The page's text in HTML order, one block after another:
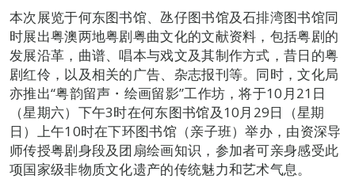
本次展览于何东图书馆、氹仔图书馆及石排湾图书馆同
时展出粤澳两地粤剧粤曲文化的文献资料，包括粤剧的
发展沿革，曲谱、唱本与戏文及其制作方式，昔日的粤
剧红伶，以及相关的广告、杂志报刊等。同时，文化局
亦推出“粤韵留声・绘画留影”工作坊，将于10月21日
（星期六）下午3时在何东图书馆及10月29日（星期
日）上午10时在下环图书馆（亲子班）举办，由资深导
师传授粤剧身段及团扇绘画知识，参加者可亲身感受此
项国家级非物质文化遗产的传统魅力和艺术气息。